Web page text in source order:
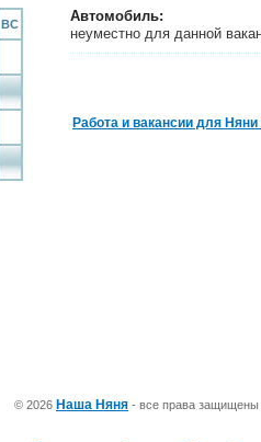
ВС
Автомобиль:
неуместно для данной
Работа и вакансии для
© 2026 Наша Няня - все права